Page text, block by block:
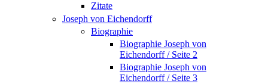
Zitate
Joseph von Eichendorff
Biographie
Biographie Joseph von
Eichendorff / Seite 2
Biographie Joseph von
Eichendorff / Seite 3